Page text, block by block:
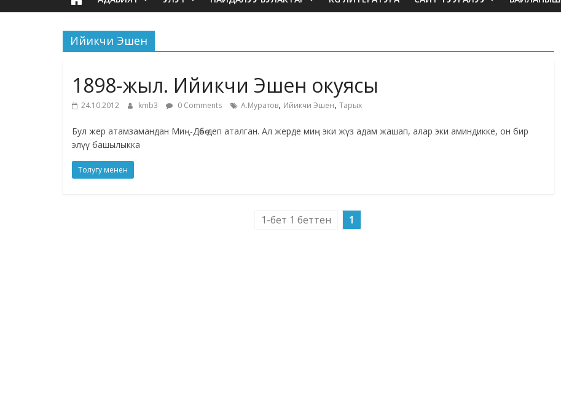
Ийикчи Эшен
1898-жыл. Ийикчи Эшен окуясы
24.10.2012 kmb3 0 Comments А.Муратов, Ийикчи Эшен, Тарых
Бул жер атамзамандан Миң-Дөбө деп аталган. Ал жерде миң эки жүз адам жашап, алар эки аминдикке, он бир
элүү башылыкка
Толугу менен
1-бет 1 беттен 1